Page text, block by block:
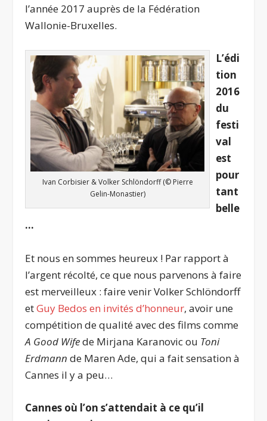
l’année 2017 auprès de la Fédération
Wallonie-Bruxelles.
Ivan Corbisier & Volker Schlöndorff (© Pierre
Gelin-Monastier)
L’édi
tion
2016
du
festi
val
est
pour
tant
belle
…
Et nous en sommes heureux ! Par rapport à
l’argent récolté, ce que nous parvenons à faire
est merveilleux : faire venir Volker Schlöndorff
etGuy Bedos en invités d’honneur, avoir une
compétition de qualité avec des films comme
A Good Wifede Mirjana Karanovic ou Toni
Erdmannde Maren Ade, qui a fait sensation à
Cannes il y a peu…
Cannes où l’on s’attendait à ce qu’il